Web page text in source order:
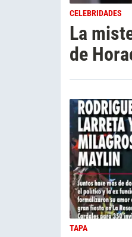
CELEBRIDADES
La
de
TAPA